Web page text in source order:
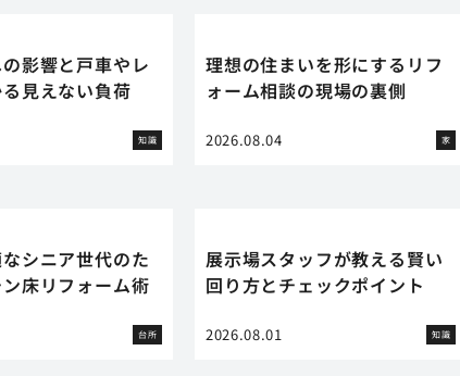
影響と戸車やレ
見えない負荷
知識
理想の住まいを形にするリフ
ォーム相談の現場の裏側
2026.08.04 家
シニア世代のた
床リフォーム術
台所
展示場スタッフが教える賢い
回り方とチェックポイント
2026.08.01 知識